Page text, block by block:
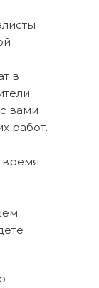
в
вами
работ.
время